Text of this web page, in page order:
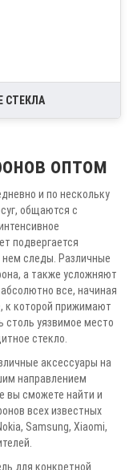
СТЕКЛА
оптом
и по нескольку
общаются с
подвергается
следы. Различные
а также усложняют
все, начиная
к которой прижимают
столь уязвимое место
стекло.
аксессуары на
направлением
вы сможете найти и
всех известных
Samsung, Xiaomi,
для конкретной